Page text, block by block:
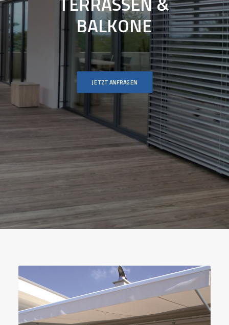
BALKONE
JETZT ANFRAGEN